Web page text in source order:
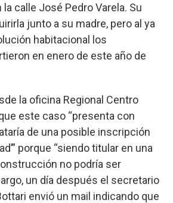
calle José Pedro Varela. Su
junto a su madre, pero al ya
habitacional los
en enero de este año de
la oficina Regional Centro
este caso “presenta con
de una posible inscripción
porque “siendo titular en una
no podría ser
un día después el secretario
envió un mail indicando que